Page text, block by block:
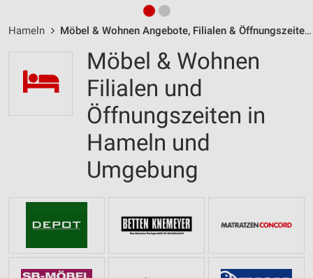
Hameln Möbel & Wohnen Angebote, Filialen & Öffnungszeiten
Möbel & Wohnen
Filialen und
Öffnungszeiten in
Hameln und
Umgebung